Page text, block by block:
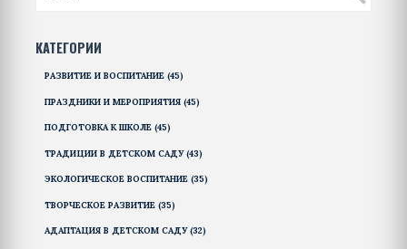
КАТЕГОРИИ
РАЗВИТИЕ И ВОСПИТАНИЕ (45)
ПРАЗДНИКИ И МЕРОПРИЯТИЯ (45)
ПОДГОТОВКА К ШКОЛЕ (45)
ТРАДИЦИИ В ДЕТСКОМ САДУ(43)
ЭКОЛОГИЧЕСКОЕ ВОСПИТАНИЕ (35)
ТВОРЧЕСКОЕ РАЗВИТИЕ (35)
АДАПТАЦИЯ В ДЕТСКОМ САДУ(32)